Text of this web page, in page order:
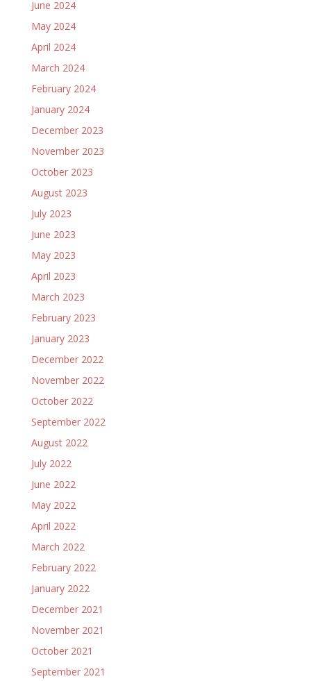
June 2024
May 2024
April 2024
March 2024
February 2024
January 2024
December 2023
November 2023
October 2023
August 2023
July 2023
June 2023
May 2023
April 2023
March 2023
February 2023
January 2023
December 2022
November 2022
October 2022
September 2022
August 2022
July 2022
June 2022
May 2022
April 2022
March 2022
February 2022
January 2022
December 2021
November 2021
October 2021
September 2021